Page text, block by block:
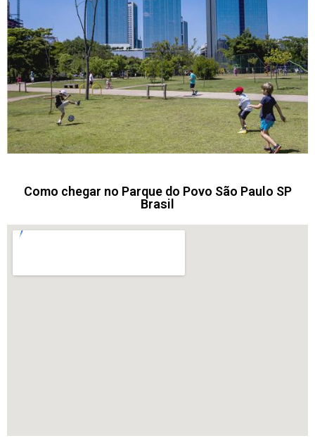
Como chegar no Parque do Povo São Paulo SP
Brasil